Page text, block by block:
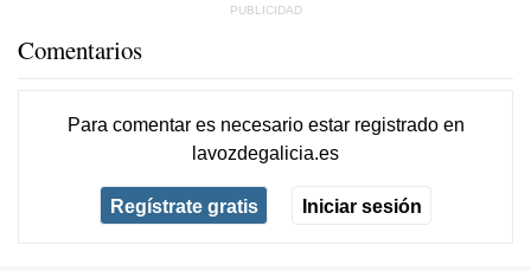
Comentarios
Para comentar es necesario estar registradoen
lavozdegalicia.es
Regístrate gratis Iniciar sesión